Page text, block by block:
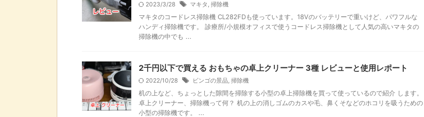
2023/3/28 マキタ , 掃除機
マキタのコードレス掃除機 CL282FDも使っています。18Vのバッテリーで重いけど、パワフルな
ハンディ掃除機です。 診療所/小規模オフィスで使うコードレス掃除機として人気の高いマキタの
掃除機の中でも ...
2千円以下で買える おもちゃの卓上クリーナー 3種 レビューと使用レポート
2022/10/28 ビンゴの景品, 掃除機
机の上など、ちょっとした隙間を掃除する小型の卓上掃除機を買って使っているので紹介 します。
卓上クリーナー、掃除機って何？ 机の上の消しゴムのカスや毛、鼻くそなどのホコリを吸うための
小型の掃除機です。 ...